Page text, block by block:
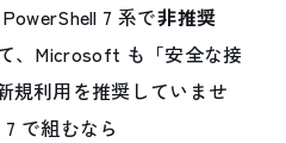
7 系で非推奨
、Microsoft も「安全な接
規利用を推奨していませ
7 で組むなら